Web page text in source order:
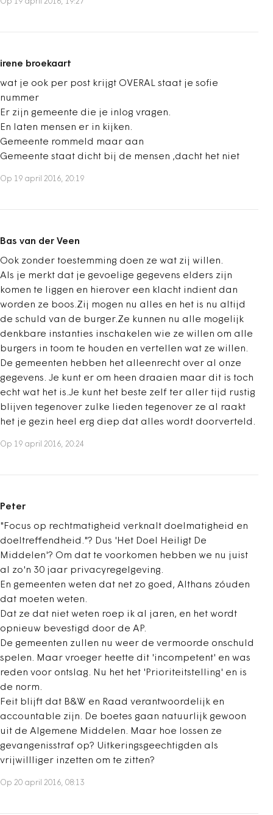
irene broekaart
wat je ook per post krijgt OVERAL staat je sofie
nummer
Er zijn gemeente die je inlog vragen.
En laten mensen er in kijken.
Gemeente rommeld maar aan
Gemeente staat dicht bij de mensen ,dacht het niet
Op 19 april 2016, 20:19
Bas van der Veen
Ook zonder toestemming doen ze wat zij willen.
Als je merkt dat je gevoelige gegevens elders zijn
komen te liggen en hierover een klacht indient dan
worden ze boos.Zij mogen nu alles en het is nu altijd
de schuld van de burger.Ze kunnen nu alle mogelijk
denkbare instanties inschakelen wie ze willen om alle
burgers in toom te houden en vertellen wat ze willen.
De gemeenten hebben het alleenrecht over al onze
gegevens. Je kunt er om heen draaien maar dit is toch
echt wat het is.Je kunt het beste zelf ter aller tijd rustig
blijven tegenover zulke lieden tegenover ze al raakt
het je gezin heel erg diep dat alles wordt doorverteld.
Op 19 april 2016, 20:24
Peter
"Focus op rechtmatigheid verknalt doelmatigheid en
doeltreffendheid."? Dus 'Het Doel Heiligt De
Middelen'? Om dat te voorkomen hebben we nu juist
al zo'n 30 jaar privacyregelgeving.
En gemeenten weten dat net zo goed, Althans zóuden
dat moeten weten.
Dat ze dat niet weten roep ik al jaren, en het wordt
opnieuw bevestigd door de AP.
De gemeenten zullen nu weer de vermoorde onschuld
spelen. Maar vroeger heette dit 'incompetent' en was
reden voor ontslag. Nu het het 'Prioriteitstelling' en is
de norm.
Feit blijft dat B&W en Raad verantwoordelijk en
accountable zijn. De boetes gaan natuurlijk gewoon
uit de Algemene Middelen. Maar hoe lossen ze
gevangenisstraf op? Uitkeringsgeechtigden als
vrijwillliger inzetten om te zitten?
Op 20 april 2016, 08:13